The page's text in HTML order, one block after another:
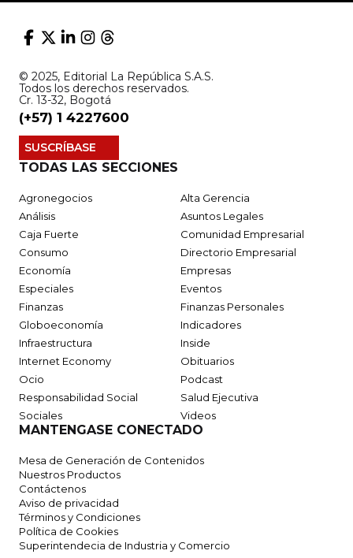
© 2025, Editorial La República S.A.S.
Todos los derechos reservados.
Cr. 13-32, Bogotá
(+57) 1 4227600
SUSCRÍBASE
TODAS LAS SECCIONES
Agronegocios
Alta Gerencia
Análisis
Asuntos Legales
Caja Fuerte
Comunidad Empresarial
Consumo
Directorio Empresarial
Economía
Empresas
Especiales
Eventos
Finanzas
Finanzas Personales
Globoeconomía
Indicadores
Infraestructura
Inside
Internet Economy
Obituarios
Ocio
Podcast
Responsabilidad Social
Salud Ejecutiva
Sociales
Videos
MANTENGASE CONECTADO
Mesa de Generación de Contenidos
Nuestros Productos
Contáctenos
Aviso de privacidad
Términos y Condiciones
Política de Cookies
Superintendecia de Industria y Comercio